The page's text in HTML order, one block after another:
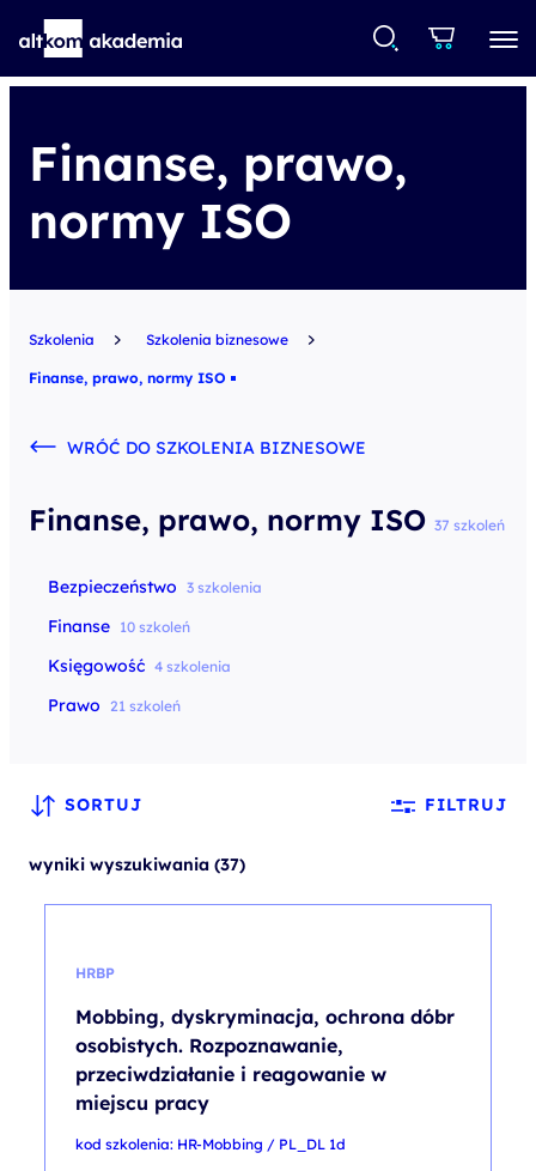
Finanse, prawo,
normy ISO
Szkolenia Szkolenia biznesowe
Finanse, prawo, normy ISO
WRÓĆ DO SZKOLENIA BIZNESOWE
Finanse, prawo, normy ISO 37 szkoleń
Bezpieczeństwo 3 szkolenia
Finanse 10 szkoleń
Księgowość 4 szkolenia
Prawo 21 szkoleń
SORTUJ FILTRUJ
wyniki wyszukiwania (37)
HRBP
Mobbing, dyskryminacja, ochrona dóbr
osobistych. Rozpoznawanie,
przeciwdziałanie i reagowanie w
miejscu pracy
kod szkolenia: HR-Mobbing / PL_DL 1d